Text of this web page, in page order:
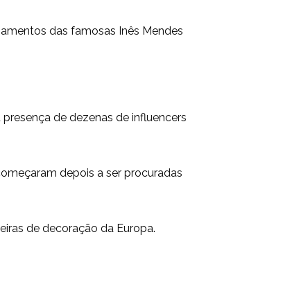
das famosas Inês Mendes
de dezenas de influencers
depois a ser procuradas
de decoração da Europa.